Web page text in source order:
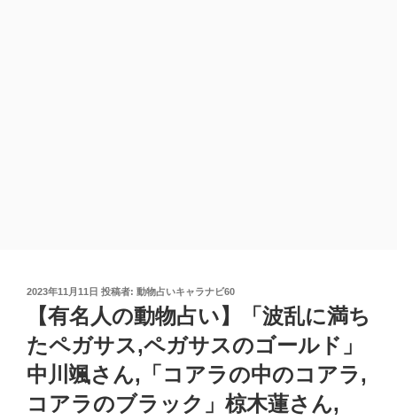
投
2023年11月11日 投稿者: 動物占いキャラナビ60
【有名人の動物占い】「波乱に満ち
たペガサス,ペガサスのゴールド」
中川颯さん,「コアラの中のコアラ,
コアラのブラック」椋木蓮さん,